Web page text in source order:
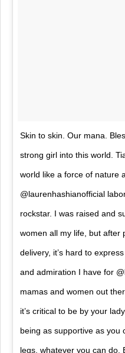
Skin to skin. Our mana.
strong girl into this world.
world like a force of nature
@laurenhashianofficial
rockstar. I was raised and
women all my life, but after
delivery, it’s hard to
and admiration I have for
mamas and women out
it’s critical to be by your
being as supportive as you
legs, whatever you can do.